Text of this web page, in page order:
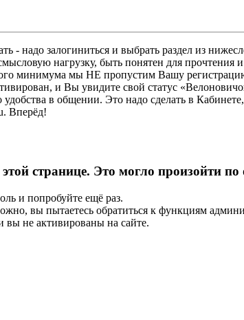
- надо залогиниться и выбрать раздел из
нагрузку, быть понятен для
минимума мы НЕ пропустим Вашу
и Вы увидите свой статус
в общении. Это надо сделать в
Вперёд!
странице. Это могло произойти
и попробуйте ещё раз.
вы пытаетесь обратиться к функциям
не активированы на сайте.